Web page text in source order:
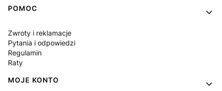
Linki w stopce
POMOC
Zwroty i reklamacje
Pytania i odpowiedzi
Regulamin
Raty
MOJE KONTO